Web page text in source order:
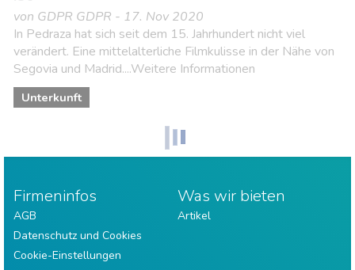
von GDPR GDPR - 17. Nov 2020
In Pedraza hat sich seit dem 15. Jahrhundert nicht viel
verändert. Eine mittelalterliche Filmkulisse in der Nähe von
Segovia und Madrid....Weitere Informationen
Unterkunft
Firmeninfos
AGB
Datenschutz und Cookies
Cookie-Einstellungen
Was wir bieten
Artikel